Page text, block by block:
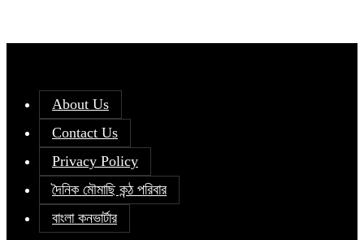
About Us
Contact Us
Privacy Policy
দৈনিক মৌমাছি কন্ঠ পরিবার
বাংলা কনভার্টার